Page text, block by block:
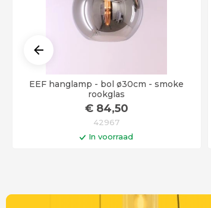
EEF hanglamp - bol ø30cm - smoke
rookglas
€84,50
42967
In voorraad